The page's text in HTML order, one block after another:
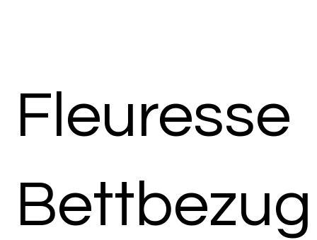
Fleuresse
Bettbezug